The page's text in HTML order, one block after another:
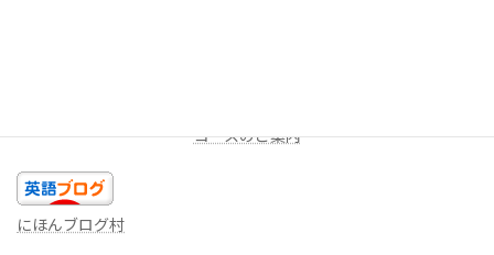
コースのご案内
にほんブログ村